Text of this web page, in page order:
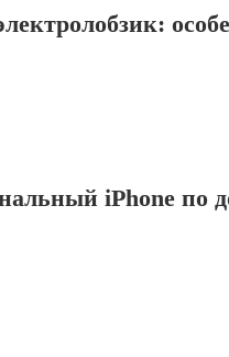
iPhone по